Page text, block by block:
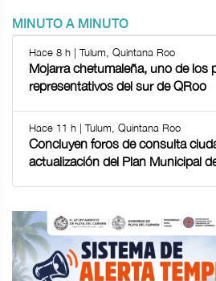
MINUTO A MINUTO
Hace 8 h | Tulum, Quintana Roo
Mojarra chetumaleña, uno de los
representativos del sur de QRoo
Hace 11 h | Tulum, Quintana Roo
Concluyen foros de consulta
actualización del Plan Municipal